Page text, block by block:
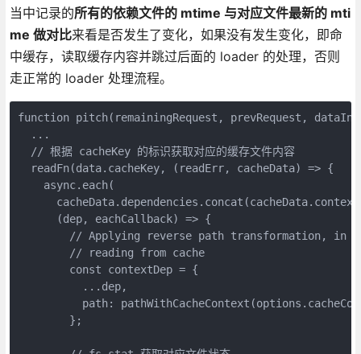
当中记录的所有的依赖文件的 mtime 与对应文件最新的 mti
me 做对比来看是否发生了变化，如果没有发生变化，即命
中缓存，读取缓存内容并跳过后面的 loader 的处理，否则
走正常的 loader 处理流程。
function pitch(remainingRequest, prevRequest,
  ...
  // 根据 cacheKey 的标识获取对应的缓存文件内容
  readFn(data.cacheKey, (readErr, cacheData) => {
    async.each(
      (dep, eachCallback) => {
// Applying reverse path transformation, in
        // reading from cache
        const contextDep = {
          ...dep,
path:
        };